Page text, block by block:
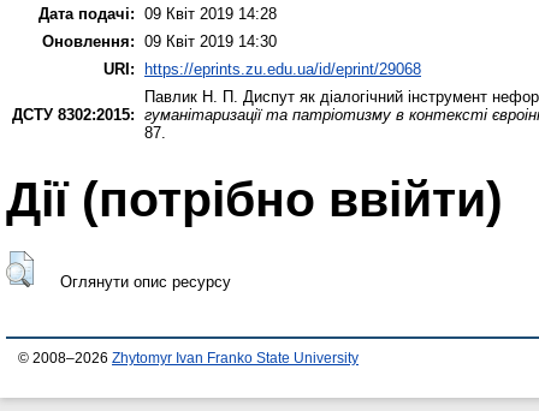
Дата подачі: 09 Квіт 2019 14:28
Оновлення: 09 Квіт 2019 14:30
URI:
https://eprints.zu.edu.ua/id/eprint/29068
ДСТУ 8302:2015:
Павлик Н. П. Диспут як діалогічний інструмент
гуманітаризації та патріотизму в контексті
87.
Дії ​​(потрібно ввійти)
Оглянути опис ресурсу
© 2008–2026 Zhytomyr Ivan Franko State University